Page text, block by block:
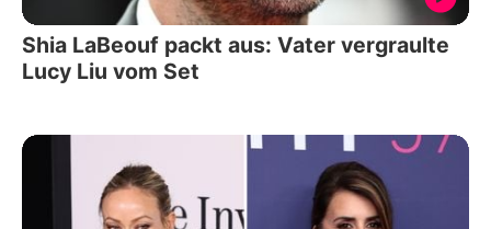
Shia LaBeouf packt aus: Vater vergraulte
Lucy Liu vom Set